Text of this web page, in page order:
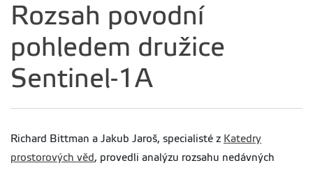
Rozsah povodní
pohledem družice
Sentinel-1A
Richard Bittman a Jakub Jaroš, specialisté z Katedry
prostorových věd, provedli analýzu rozsahu nedávných